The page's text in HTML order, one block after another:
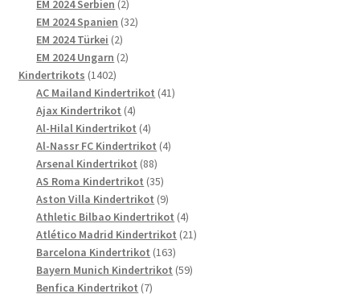
EM 2024 Serbien 22
Produkte
EM 2024 Spanien 3232
EM 2024 Türkei 22
Produkte
EM 2024 Ungarn 22
Kindertrikots 14021402
Produkte
AC Mailand Kindertrikot 4141
Ajax Kindertrikot 44
Produkte
Al-Hilal Kindertrikot 44
Produkte
Al-Nassr FC Kindertrikot 44
Arsenal Kindertrikot 8888
Produkte
AS Roma Kindertrikot 3535
Produkte
Aston Villa Kindertrikot 99
Produkte
Athletic Bilbao Kindertrikot 44
Produkte
Atlético Madrid Kindertrikot 2121
Barcelona Kindertrikot 163163
Produkte
Bayern Munich Kindertrikot 5959
Benfica Kindertrikot 77